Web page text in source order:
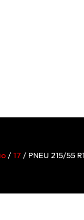
/17 / PNEU 215/55